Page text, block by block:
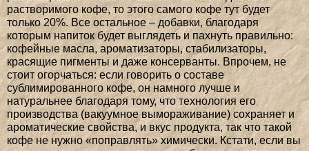
растворимого кофе, то этого самого кофе тут будет
только 20%. Все остальное – добавки, благодаря
которым напиток будет выглядеть и пахнуть правильно:
кофейные масла, ароматизаторы, стабилизаторы,
красящие пигменты и даже консерванты. Впрочем, не
стоит огорчаться: если говорить о составе
сублимированного кофе, он намного лучше и
натуральнее благодаря тому, что технология его
производства (вакуумное вымораживание) сохраняет и
ароматические свойства, и вкус продукта, так что такой
кофе не нужно «поправлять» химически. Кстати, если вы